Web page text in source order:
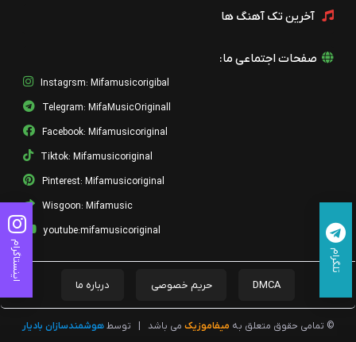
آخرین تک آهنگ ها
صفحات اجتماعی ما:
Instagrsm: Mifamusicorigibal
Telegram: MifaMusicOriginall
Facebook: Mifamusicoriginal
Tiktok: Mifamusicoriginal
Pinterest: Mifamusicoriginal
Wisgoon: Mifamusic
youtube:mifamusicoriginal
DMCA حریم خصوصی درباره ما
© تمامی حقوق متعلق به میفاموزیک می باشد توسطهوشمندسازان بادیار
اینستاگرام تلگرام